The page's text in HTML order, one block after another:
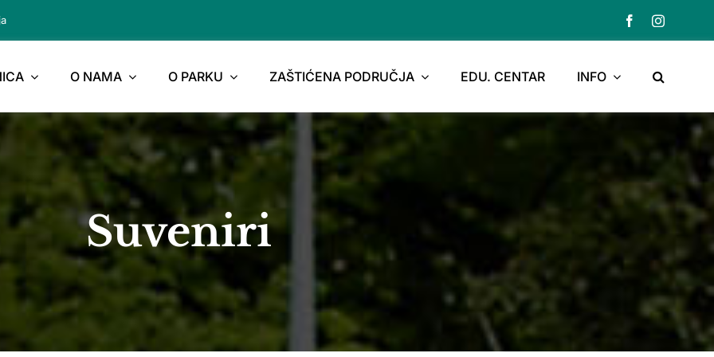
O NAMA O PARKU ZAŠTIĆENA PODRUČJA EDU. CENTAR INFO
Suveniri